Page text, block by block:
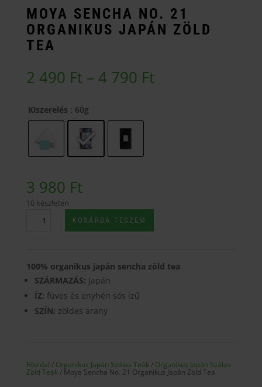
MOYA SENCHA NO. 21
ORGANIKUS JAPÁN ZÖLD
TEA
2 490 Ft – 4 790 FtÁrtartomány:
2
Kiszerelés : 60g
3 980 Ft
10 készleten
Organikus
Japán
Zöld
KOSÁRBA TESZEM
100% organikus japán sencha zöld tea
SZÁRMAZÁS: Japán
ÍZ: füves és enyhén sós ízű
SZÍN: zöldes arany
Főoldal / Organikus Japán Szálas Teák/ Organikus Japán Szálas
Zöld Teák/ Moya Sencha No. 21 Organikus Japán Zöld Tea